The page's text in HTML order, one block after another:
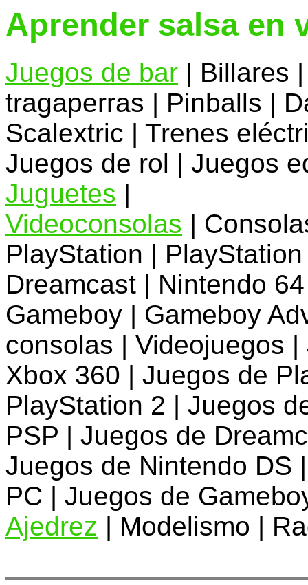
Aprender salsa en
Juegos de bar | Billares
tragaperras | Pinballs |
Scalextric | Trenes
Juegos de rol | Juegos
Juguetes |
Videoconsolas |
PlayStation |
Dreamcast | Nintendo
Gameboy | Gameboy
consolas | Videojuegos
Xbox 360 | Juegos de
PlayStation 2 | Juegos
PSP | Juegos de
Juegos de Nintendo DS
PC | Juegos de
Ajedrez | Modelismo |